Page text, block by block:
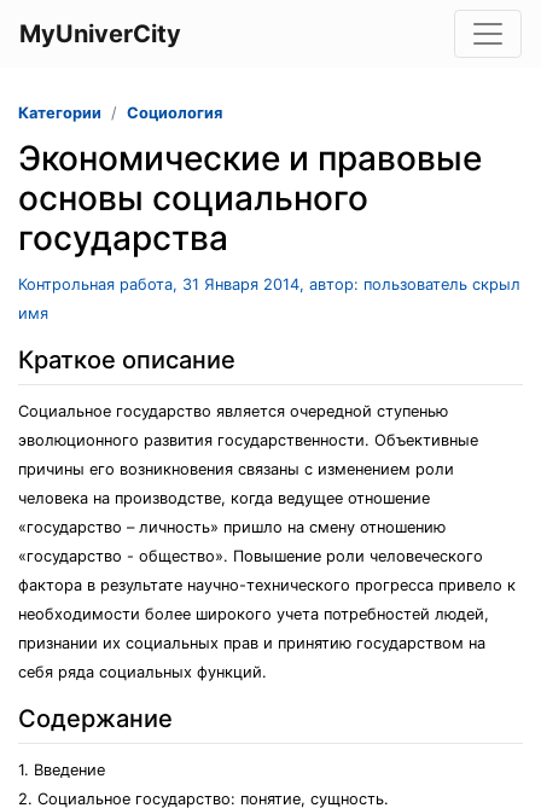
MyUniverCity
Категории Социология
Экономические и правовые
основы социального
государства
Контрольная работа, 31 Января 2014, автор: пользователь скрыл
имя
Краткое описание
Социальное государство является очередной ступенью
эволюционного развития государственности. Объективные
причины его возникновения связаны с изменением роли
человека на производстве, когда ведущее отношение
«государство – личность» пришло на смену отношению
«государство - общество». Повышение роли человеческого
фактора в результате научно-технического прогресса привело к
необходимости более широкого учета потребностей людей,
признании их социальных прав и принятию государством на
себя ряда социальных функций.
Содержание
1. Введение
2. Социальное государство: понятие, сущность.